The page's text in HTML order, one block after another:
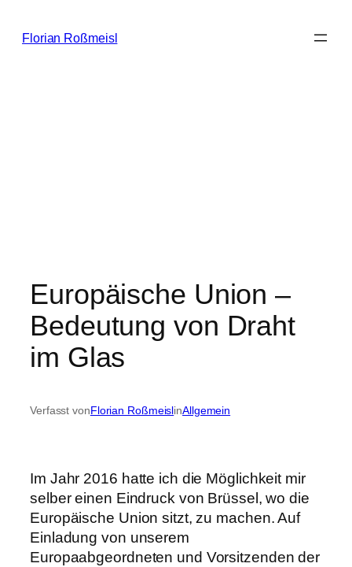
Inhalt
Florian Roßmeisl
Europäische Union –
Bedeutung von Draht
im Glas
Verfasst vonFlorian RoßmeislinAllgemein
Im Jahr 2016 hatte ich die Möglichkeit mir
selber einen Eindruck von Brüssel, wo die
Europäische Union sitzt, zu machen. Auf
Einladung von unserem
Europaabgeordneten und Vorsitzenden der